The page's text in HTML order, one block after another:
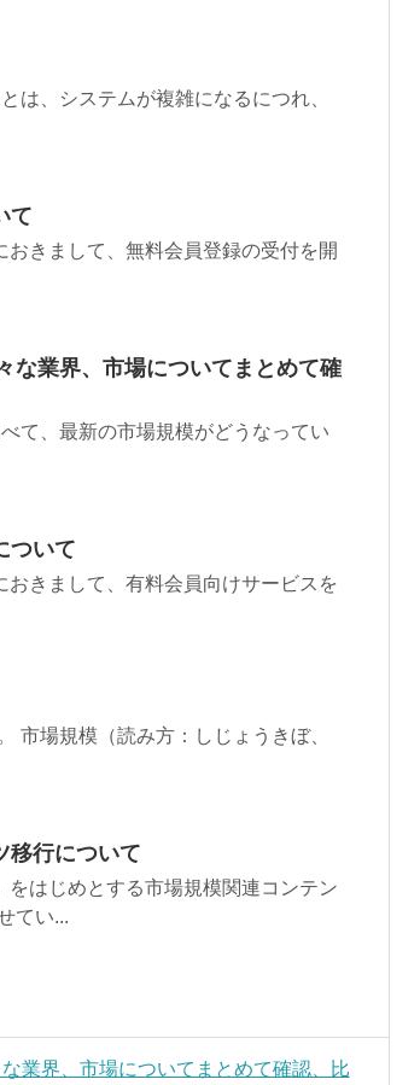
は、システムが複雑になるにつれ、
て
きまして、無料会員登録の受付を開
な業界、市場についてまとめて確
て、最新の市場規模がどうなってい
ついて
きまして、有料会員向けサービスを
市場規模（読み方：しじょうきぼ、
移行について
はじめとする市場規模関連コンテン
てい...
業界、市場についてまとめて確認、比